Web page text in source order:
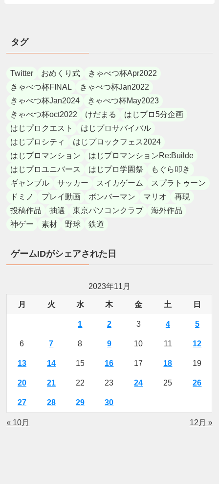
タグ
Twitter おめくり式
きゃべつ杯Apr2022
きゃべつ杯FINAL
きゃべつ杯Jan2022
きゃべつ杯Jan2024
きゃべつ杯May2023
きゃべつ杯oct2022
けだまる
はじプロ5分企画
はじプロクエスト
はじプロサバイバル
はじプロシティ
はじプロックフェス2024
はじプロマンション
はじプロマンションRe:Builde
はじプロユニバース
はじプロ学園祭
もぐら叩き
ギャンブル
サッカー スイカゲーム
スプラトゥーン
ドミノ
プレイ動画 ボンバーマン マリオ
再現
投稿作品
抽選 東京パソコンクラブ
海外作品
神ゲー
素材 野球 鉄道
ゲームIDがシェアされた日
2023年11月
月 火 水 木 金 土 日
1 2 3 4 5
6 7 8 9 10 11 12
13 14 15 16 17 18 19
20 21 22 23 24 25 26
27 28 29 30
« 10月 12月 »